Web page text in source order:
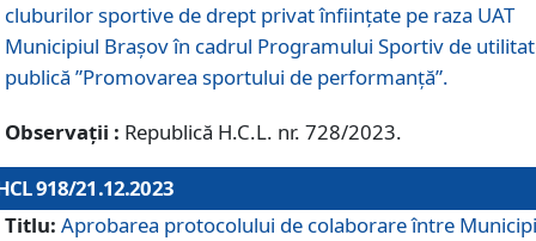
cluburilor sportive de drept privat înființate pe raza UAT
Municipiul Brașov în cadrul Programului Sportiv de
publică ”Promovarea sportului de performanță”.
Observații : Republică H.C.L. nr. 728/2023.
918/21.12.2023
Titlu: Aprobarea protocolului de colaborare între